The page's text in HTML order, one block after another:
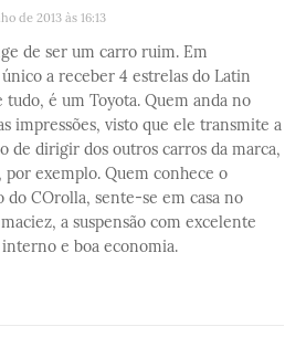
de 2013 às 16:13
de ser um carro ruim. Em
a receber 4 estrelas do Latin
tudo, é um Toyota. Quem anda no
impressões, visto que ele transmite a
de dirigir dos outros carros da marca,
por exemplo. Quem conhece o
COrolla, sente-se em casa no
a suspensão com excelente
e boa economia.